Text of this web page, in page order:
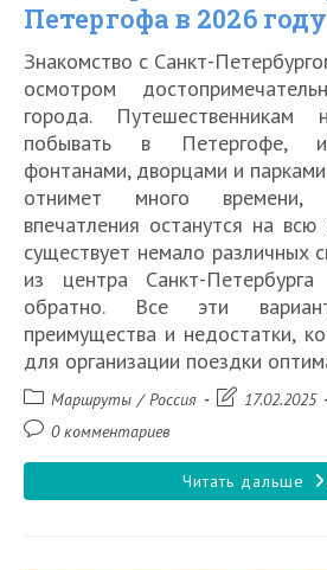
Петергофа в 2026 году
Знакомство с Санкт-
осмотром
города. Путешественникам
побывать в Петергофе,
фонтанами, дворцами и
отнимет много времени,
впечатления останутся на
существует немало различных
из центра Санкт-
обратно. Все эти
преимущества и недостатки,
для организации поездки
Рубрика
записи:
Маршруты / Россия
Запись17.02.2025
Комментарии
0 комментариев
Читать дальше